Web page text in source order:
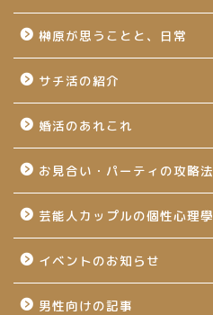
榊原が思うことと、日常
サチ活の紹介
婚活のあれこれ
お見合い・パーティの攻略法
芸能人カップルの個性心理學
イベントのお知らせ
男性向けの記事